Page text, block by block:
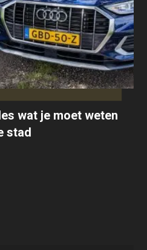
wat je moet weten
stad